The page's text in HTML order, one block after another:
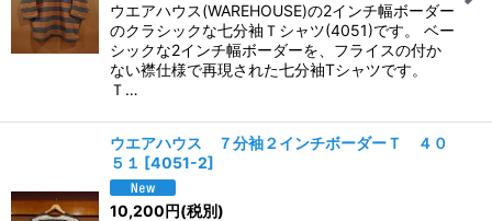
ウエアハウス(WAREHOUSE)の2インチ幅ボーダー
のクラシックな七分袖Ｔシャツ(4051)です。 ベー
シックな2インチ幅ボーダーを、フライスの付か
ない襟仕様で再現された七分袖Tシャツです。
Ｔ…
ウエアハウス ７分袖２インチボーダーＴ ４０
５１ [4051-2]
10,200円(税別)